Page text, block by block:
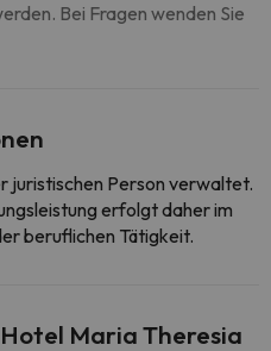
Bei Fragen wenden Sie
juristischen Person verwaltet.
erfolgt daher im
beruflichen Tätigkeit.
Maria Theresia